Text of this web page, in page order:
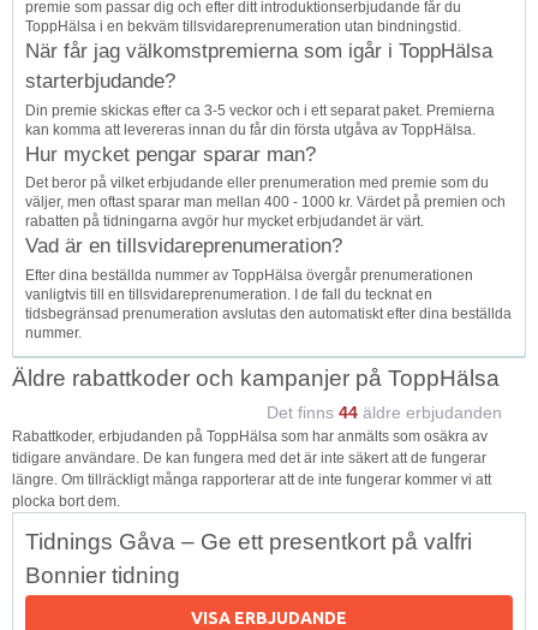
premie som passar dig och efter ditt introduktionserbjudande får du
ToppHälsa i en bekväm tillsvidareprenumeration utan bindningstid.
När får jag välkomstpremierna som igår i ToppHälsa
starterbjudande?
Din premie skickas efter ca 3-5 veckor och i ett separat paket. Premierna
kan komma att levereras innan du får din första utgåva av ToppHälsa.
Hur mycket pengar sparar man?
Det beror på vilket erbjudande eller prenumeration med premie som du
väljer, men oftast sparar man mellan 400 - 1000 kr. Värdet på premien och
rabatten på tidningarna avgör hur mycket erbjudandet är värt.
Vad är en tillsvidareprenumeration?
Efter dina beställda nummer av ToppHälsa övergår prenumerationen
vanligtvis till en tillsvidareprenumeration. I de fall du tecknat en
tidsbegränsad prenumeration avslutas den automatiskt efter dina beställda
nummer.
Äldre rabattkoder och kampanjer på ToppHälsa
Det finns 44 äldre erbjudanden
Rabattkoder, erbjudanden på ToppHälsa som har anmälts som osäkra av
tidigare användare. De kan fungera med det är inte säkert att de fungerar
längre. Om tillräckligt många rapporterar att de inte fungerar kommer vi att
plocka bort dem.
Tidnings Gåva – Ge ett presentkort på valfri
Bonnier tidning
VISA ERBJUDANDE